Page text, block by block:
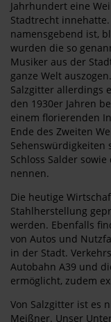
Jahrhundert eine
Stadtrecht
namensgebend ist,
wurden die so
Musiker aus der
ganze Welt
Salzgitter allerdings
den 1930er Jahren
einem florierenden
Ende des Zweiten
Sehenswürdigkeiten
Schloss Salder
nennen.
Die heutige
Stahlherstellung
werden. Ebenfalls
von Autos und
in der Stadt.
Autobahn A39 und
ermöglicht, zudem
Von Salzgitter ist es
Meißner. Unser